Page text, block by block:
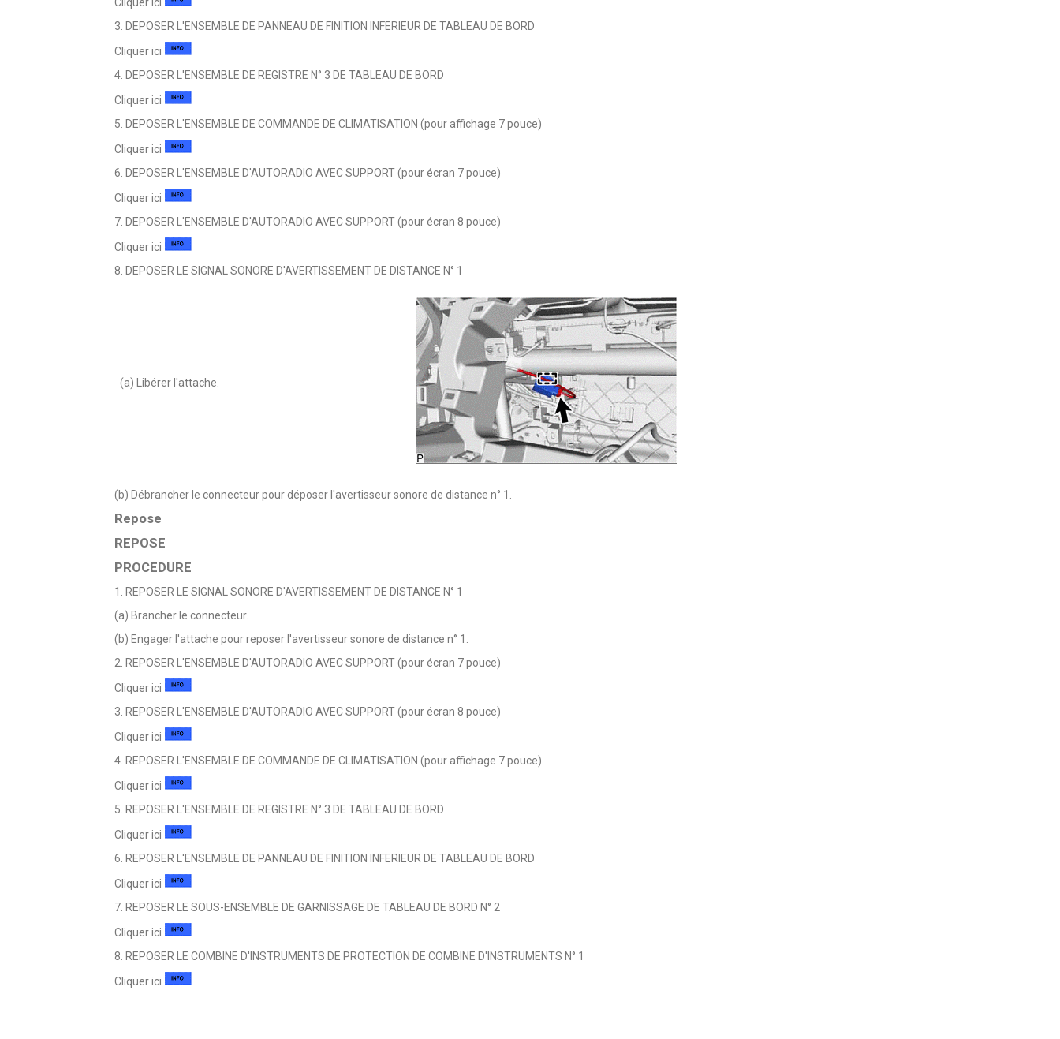
3. DEPOSER L'ENSEMBLE DE PANNEAU DE FINITION INFERIEUR DE TABLEAU DE BORD
Cliquer ici
4. DEPOSER L'ENSEMBLE DE REGISTRE N° 3 DE TABLEAU DE BORD
Cliquer ici
5. DEPOSER L'ENSEMBLE DE COMMANDE DE CLIMATISATION (pour affichage 7 pouce)
Cliquer ici
6. DEPOSER L'ENSEMBLE D'AUTORADIO AVEC SUPPORT (pour écran 7 pouce)
Cliquer ici
7. DEPOSER L'ENSEMBLE D'AUTORADIO AVEC SUPPORT (pour écran 8 pouce)
Cliquer ici
8. DEPOSER LE SIGNAL SONORE D'AVERTISSEMENT DE DISTANCE N° 1
(a) Libérer l'attache.
(b) Débrancher le connecteur pour déposer l'avertisseur sonore de distance n° 1.
Repose
REPOSE
PROCEDURE
1. REPOSER LE SIGNAL SONORE D'AVERTISSEMENT DE DISTANCE N° 1
(a) Brancher le connecteur.
(b) Engager l'attache pour reposer l'avertisseur sonore de distance n° 1.
2. REPOSER L'ENSEMBLE D'AUTORADIO AVEC SUPPORT (pour écran 7 pouce)
Cliquer ici
3. REPOSER L'ENSEMBLE D'AUTORADIO AVEC SUPPORT (pour écran 8 pouce)
Cliquer ici
4. REPOSER L'ENSEMBLE DE COMMANDE DE CLIMATISATION (pour affichage 7 pouce)
Cliquer ici
5. REPOSER L'ENSEMBLE DE REGISTRE N° 3 DE TABLEAU DE BORD
Cliquer ici
6. REPOSER L'ENSEMBLE DE PANNEAU DE FINITION INFERIEUR DE TABLEAU DE BORD
Cliquer ici
7. REPOSER LE SOUS-ENSEMBLE DE GARNISSAGE DE TABLEAU DE BORD N° 2
Cliquer ici
8. REPOSER LE COMBINE D'INSTRUMENTS DE PROTECTION DE COMBINE D'INSTRUMENTS N° 1
Cliquer ici